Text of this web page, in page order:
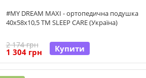
#MY DREAM MAXI - ортопедична подушка
40x58x10,5 TM SLEEP CARE (Україна)
2 174 грн
1 304 грн Купити